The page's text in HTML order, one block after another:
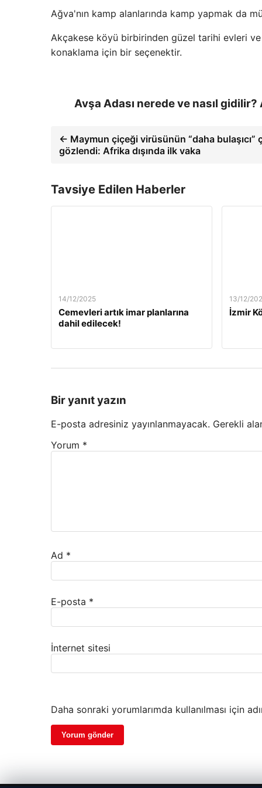
Ağva'nın kamp alanlarında kamp yapmak da
Akçakese köyü birbirinden güzel tarihi evleri
konaklama için bir seçenektir.
Avşa Adası nerede ve nasıl
← Maymun çiçeği virüsünün “daha bulaşıcı”
gözlendi: Afrika dışında ilk vaka
Tavsiye Edilen Haberler
14/12/2025
Cemevleri artık imar planlarına
dahil edilecek!
13/12/
İzmir
Bir yanıt yazın
E-posta adresiniz yayınlanmayacak. Gerekli
Yorum *
Ad *
E-posta *
İnternet sitesi
Daha sonraki yorumlarımda kullanılması için